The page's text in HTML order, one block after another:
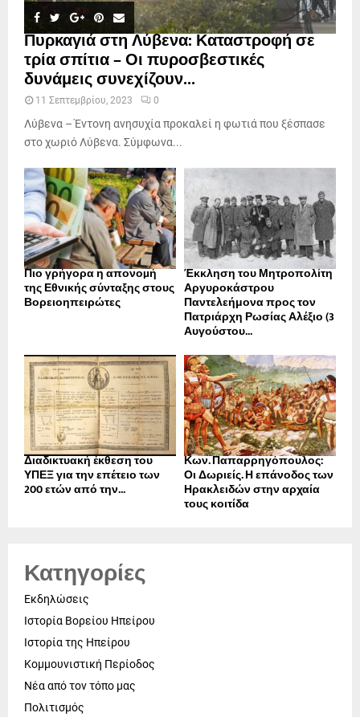
Πυρκαγιά στη Λύβενα: Καταστροφή σε
τρία σπίτια – Οι πυροσβεστικές
δυνάμεις συνεχίζουν...
11 Σεπτεμβρίου, 2023 0
Λύβενα – Έντονη ανησυχία προκαλεί η φωτιά που ξέσπασε
στο χωριό Λύβενα. Σύμφωνα...
Πιο γρήγορα η απονοµή
της Εθνικής σύνταξης στους
Βορειοηπειρώτες
Έκκληση του Μητροπολίτη
Αργυροκάστρου
Παντελεήμονα προς τον
Πατριάρχη Ρωσίας Αλέξιο (3
Αυγούστου...
Διαδικτυακή έκθεση του
ΥΠΕΞ για την επέτειο των
200 ετών από την...
Κων. Παπαρρηγόπουλος:
Οι Δωριείς. Η επάνοδος των
Ηρακλειδών στην αρχαία
τους κοιτίδα
Κατηγορίες
Εκδηλώσεις
Ιστορία Βορείου Ηπείρου
Ιστορία της Ηπείρου
Κομμουνιστική Περίοδος
Νέα από τον τόπο μας
Πολιτισμός